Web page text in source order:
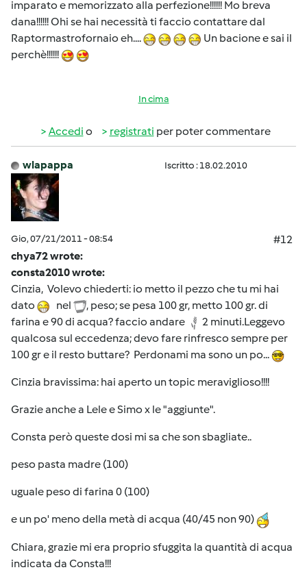
imparato e memorizzato alla perfezione!!!!!! Mo breva
dana!!!!!! Ohi se hai necessità ti faccio contattare dal
Raptormastrofornaio eh....
Un bacione e sai il
perchè!!!!!!
In cima
Accedi o registrati per poter commentare
wlapappa Iscritto : 18.02.2010
Gio, 07/21/2011 - 08:54
#12
chya72 wrote:
consta2010 wrote:
Cinzia, Volevo chiederti: io metto il pezzo che tu mi hai
dato
nel
, peso; se pesa 100 gr, metto 100 gr. di
farina e 90 di acqua? faccio andare
2 minuti.Leggevo
qualcosa sul eccedenza; devo fare rinfresco sempre per
100 gr e il resto buttare? Perdonami ma sono un po...
Cinzia bravissima: hai aperto un topic meraviglioso!!!!
Grazie anche a Lele e Simo x le "aggiunte".
Consta però queste dosi mi sa che son sbagliate..
peso pasta madre (100)
uguale peso di farina 0 (100)
e un po' meno della metà di acqua (40/45 non 90)
Chiara, grazie mi era proprio sfuggita la quantità di acqua
indicata da Consta!!!